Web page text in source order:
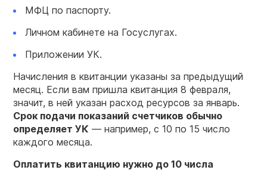
МФЦ по паспорту.
Личном кабинете на Госуслугах.
Приложении УК.
Начисления в квитанции указаны за предыдущий
месяц. Если вам пришла квитанция 8 февраля,
значит, в ней указан расход ресурсов за январь.
Срок подачи показаний счетчиков обычно
определяет УК — например, с 10 по 15 число
каждого месяца.
Оплатить квитанцию нужно до 10 числа